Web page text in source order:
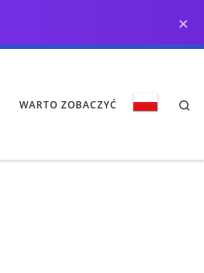
×
WARTO ZOBACZYĆ